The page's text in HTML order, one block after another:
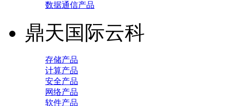
数据通信产品
鼎天国际云科
存储产品
计算产品
安全产品
网络产品
软件产品